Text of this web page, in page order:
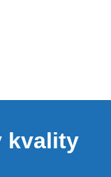
kvality